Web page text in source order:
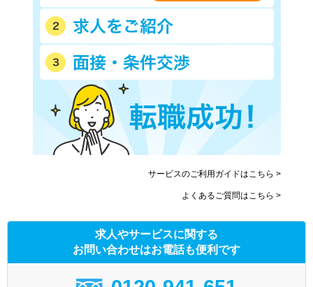
サービスのご利用ガイドはこちら >
よくあるご質問はこちら >
求人やサービスに関する
お問い合わせはお電話も便利です